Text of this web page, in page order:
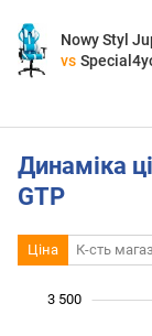
Nowy Styl
vs
Динаміка
GTP
Ціна К-сть
3 500